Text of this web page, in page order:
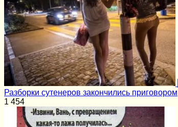
Разборки сутенеров закончились приговором
1 454